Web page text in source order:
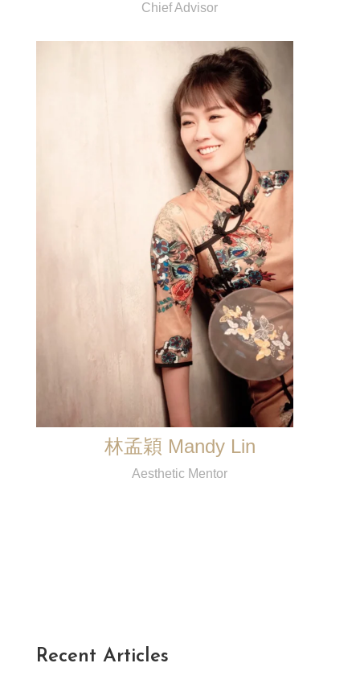
Chief Advisor
林孟穎 Mandy Lin
Aesthetic Mentor
Recent Articles